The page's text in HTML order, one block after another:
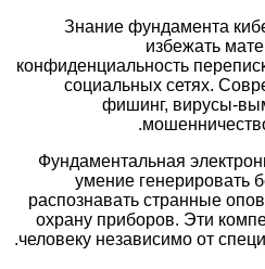
Знание фундамента
избежать
конфиденциальность
социальных сетях.
фишинг, вирусы-
Фундаментальная
умение генерировать
распознавать странные
охрану приборов. Эти
человеку независимо от